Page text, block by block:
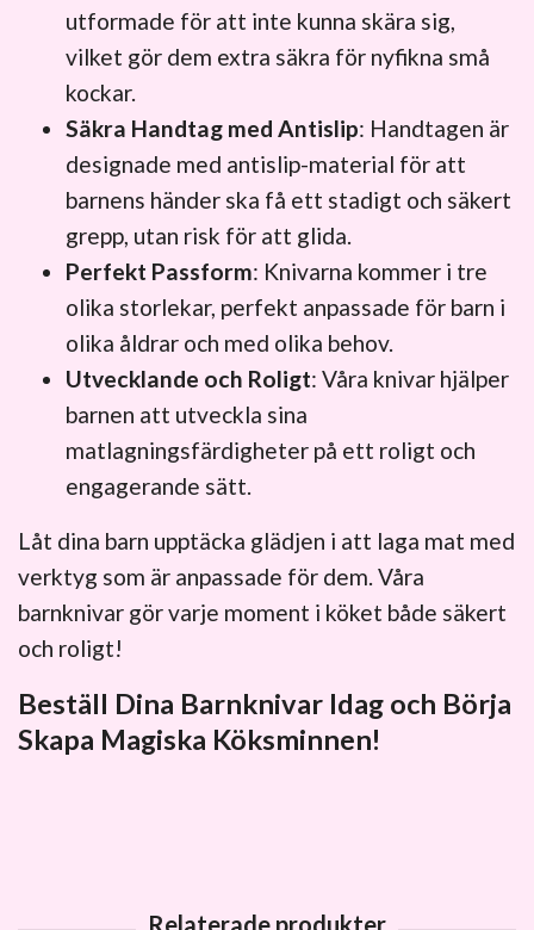
utformade för att inte kunna skära sig,
vilket gör dem extra säkra för nyfikna små
kockar.
Säkra Handtag med Antislip: Handtagen är
designade med antislip-material för att
barnens händer ska få ett stadigt och säkert
grepp, utan risk för att glida.
Perfekt Passform: Knivarna kommer i tre
olika storlekar, perfekt anpassade för barn i
olika åldrar och med olika behov.
Utvecklande och Roligt: Våra knivar hjälper
barnen att utveckla sina
matlagningsfärdigheter på ett roligt och
engagerande sätt.
Låt dina barn upptäcka glädjen i att laga mat med
verktyg som är anpassade för dem. Våra
barnknivar gör varje moment i köket både säkert
och roligt!
Beställ Dina Barnknivar Idag och Börja
Skapa Magiska Köksminnen!